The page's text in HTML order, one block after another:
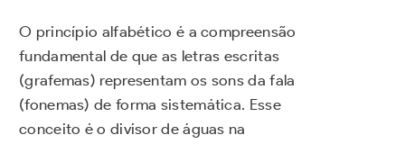
O princípio alfabético é a compreensão
fundamental de que as letras escritas
(grafemas) representam os sons da fala
(fonemas) de forma sistemática. Esse
conceito é o divisor de águas na